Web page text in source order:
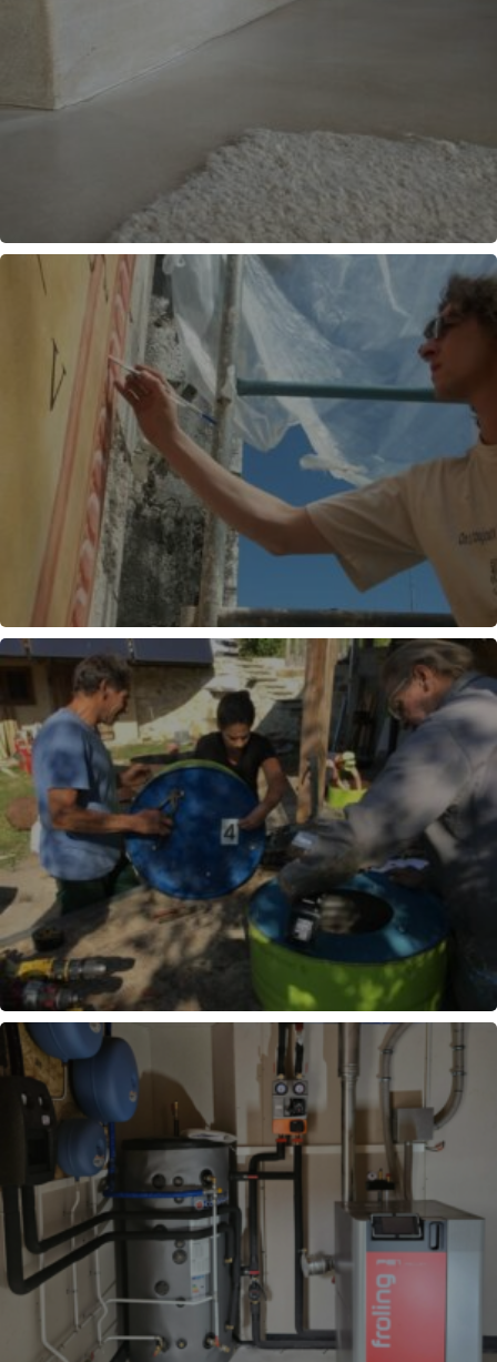
ENDUITS DECORATIFS
PEINTURE A FRESCO
FABRICATION CUISEURS